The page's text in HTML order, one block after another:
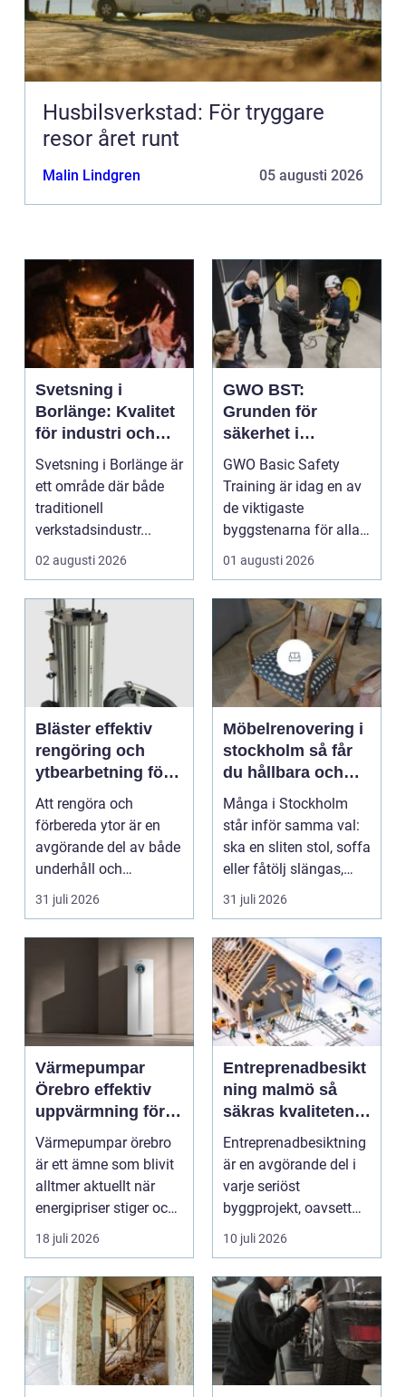
Husbilsverkstad: För tryggare
resor året runt
Malin Lindgren 05 augusti 2026
Svetsning i
Borlänge: Kvalitet
för industri och
konstruktion
Svetsning i Borlänge är
ett område där både
traditionell
verkstadsindustr...
02 augusti 2026
GWO BST:
Grunden för
säkerhet i
vindkraftsbransch
en
GWO Basic Safety
Training är idag en av
de viktigaste
byggstenarna för alla
som vill arbet...
01 augusti 2026
Bläster effektiv
rengöring och
ytbearbetning för
proffs och
hantverkare
Att rengöra och
förbereda ytor är en
avgörande del av både
underhåll och
renovering. Färg, rost,
smu...
31 juli 2026
Möbelrenovering i
stockholm så får
du hållbara och
vackra möbler
Många i Stockholm
står inför samma val:
ska en sliten stol, soffa
eller fåtölj slängas,
säljas billi...
31 juli 2026
Värmepumpar
Örebro effektiv
uppvärmning för
hus och
fastigheter
Värmepumpar örebro
är ett ämne som blivit
alltmer aktuellt när
energipriser stiger och
fler vill sän...
18 juli 2026
Entreprenadbesikt
ning malmö så
säkras kvaliteten i
byggprojekt
Entreprenadbesiktning
är en avgörande del i
varje seriöst
byggprojekt, oavsett
om det handlar om en
10 juli 2026